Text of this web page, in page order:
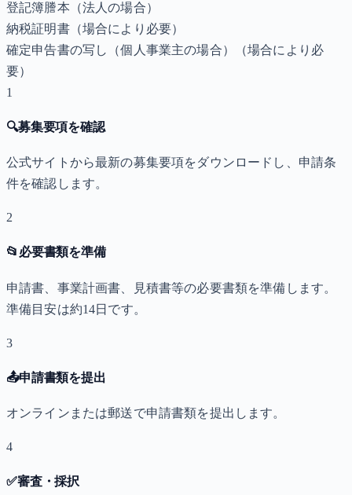
登記簿謄本（法人の場合）
納税証明書（場合により必要）
確定申告書の写し（個人事業主の場合）
（場合により必
要）
1
🔍募集要項を確認
公式サイトから最新の募集要項をダウンロードし、申請条
件を確認します。
2
📂 必要書類を準備
申請書、事業計画書、見積書等の必要書類を準備します。
準備目安は約14日です。
3
📤申請書類を提出
オンラインまたは郵送で申請書類を提出します。
4
✅審査・採択